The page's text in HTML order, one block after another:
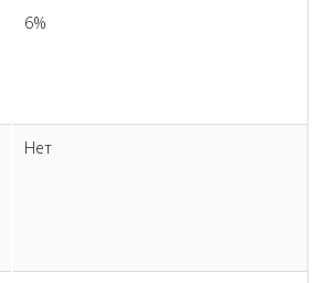
6%
Нет